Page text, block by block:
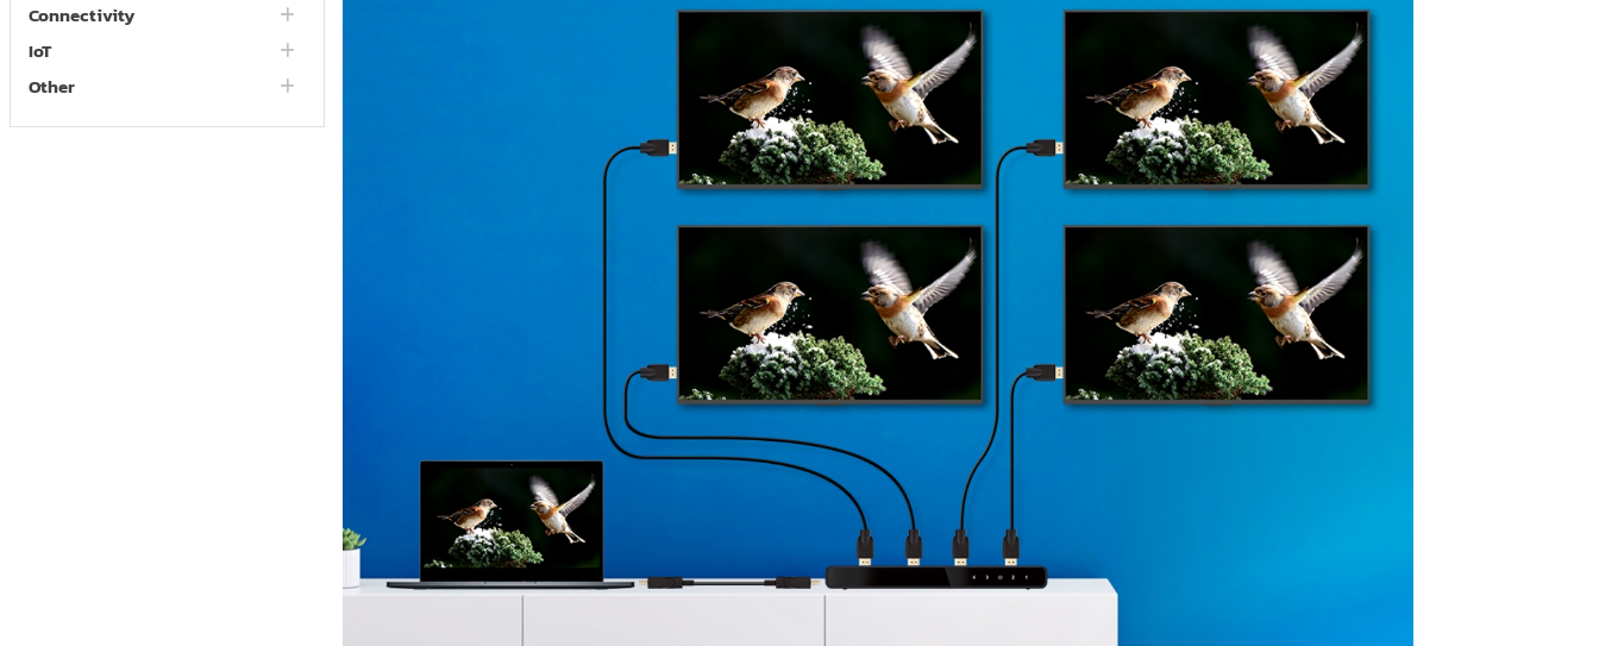
Connectivity
IoT
Other